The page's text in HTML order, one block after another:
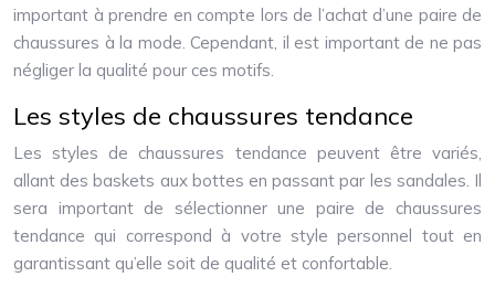
important à prendre en compte lors de l’achat d’une paire de
chaussures à la mode. Cependant, il est important de ne pas
négliger la qualité pour ces motifs.
Les styles de chaussures tendance
Les styles de chaussures tendance peuvent être variés,
allant des baskets aux bottes en passant par les sandales. Il
sera important de sélectionner une paire de chaussures
tendance qui correspond à votre style personnel tout en
garantissant qu’elle soit de qualité et confortable.